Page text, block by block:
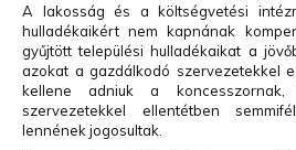
A lakosság és a költségvetési
hulladékaikért nem kapnának
gyűjtött települési hulladékaikat a
azokat a gazdálkodó szervezetekkel
kellene adniuk a
szervezetekkel ellentétben
lennének jogosultak.